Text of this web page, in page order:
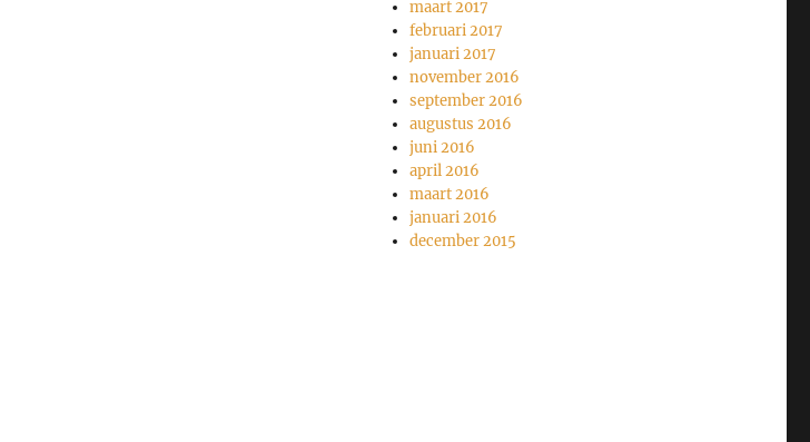
maart 2017
februari 2017
januari 2017
november 2016
september 2016
augustus 2016
juni 2016
april 2016
maart 2016
januari 2016
december 2015